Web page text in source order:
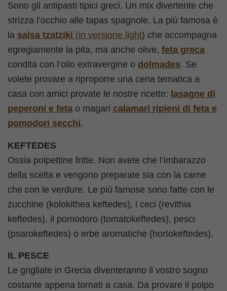
Sono gli antipasti tipici greci. Un mix divertente che
strizza l’occhio alle tapas spagnole. La più famosa è
la salsa tzatziki (in versione light) che accompagna
egregiamente la pita, ma anche olive, feta greca
condita con l’olio extravergine o dolmades. Se
volete provare a riproporre una cena tematica a
casa con amici provate le nostre ricette: lasagne di
peperoni e feta o magari calamari ripieni di feta e
pomodori secchi.
KEFTEDES
Ossia polpettine fritte. Non avete che l’imbarazzo
della scelta e vengono preparate sia con la carne
che con le verdure. Le più famose sono fatte con le
zucchine (kolokithea keftedes), i ceci (revithia
keftedes), il pomodoro (tomatokeftedes), pesci
(psarokeftedes) o erbe aromatiche (hortokeftedes).
IL PESCE
Le grigliate in Grecia diventeranno il vostro sogno
costante appena tornati a casa. Da provare il polpo